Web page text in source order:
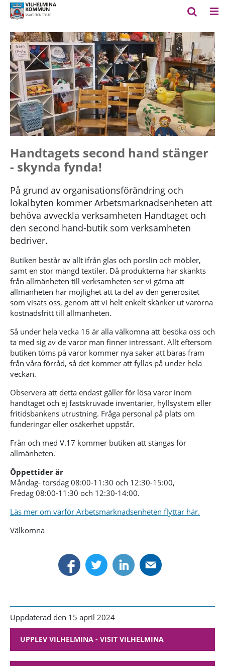
Handtagets second hand stänger
- skynda fynda!
På grund av organisationsförändring och
lokalbyten kommer Arbetsmarknadsenheten att
behöva avveckla verksamheten Handtaget och
den second hand-butik som verksamheten
bedriver.
Butiken består av allt ifrån glas och porslin och möbler,
samt en stor mängd textiler. Då produkterna har skänkts
från allmänheten till verksamheten ser vi gärna att
allmänheten har möjlighet att ta del av den generositet
som visats oss, genom att vi helt enkelt skänker ut varorna
kostnadsfritt till allmänheten.
Så under hela vecka 16 är alla välkomna att besöka oss och
ta med sig av de varor man finner intressant. Allt eftersom
butiken töms på varor kommer nya saker att bäras fram
från våra förråd, så det kommer att fyllas på under hela
veckan.
Observera att detta endast gäller för lösa varor inom
handtaget och ej fastskruvade inventarier, hyllsystem eller
fritidsbankens utrustning. Fråga personal på plats om
funderingar eller osäkerhet uppstår.
Från och med V.17 kommer butiken att stängas för
allmänheten.
Öppettider är
Måndag- torsdag 08:00-11:30 och 12:30-15:00,
Fredag 08:00-11:30 och 12:30-14:00.
Läs mer om varför Arbetsmarknadsenheten flyttar här.
Välkomna
Uppdaterad den 15 april 2024
UPPLEV VILHELMINA - VISIT VILHELMINA